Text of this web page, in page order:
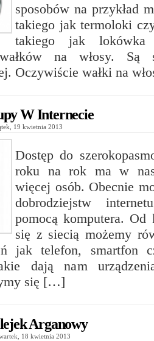
sposobów na przykład
takiego jak termoloki
takiego jak
na włosy. Są
Oczywiście wałki na
W Internecie
19 kwietnia 2013
Dostęp do
roku na rok ma w
więcej osób. Obecnie
dobrodziejstw
pomocą komputera. Od
się z siecią możemy
jak telefon, smartfon
dają nam
się […]
Arganowy
18 kwietnia 2013